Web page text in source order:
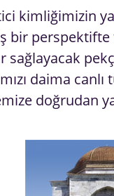
kimliğimizin
bir
sağlayacak
daima
doğrudan